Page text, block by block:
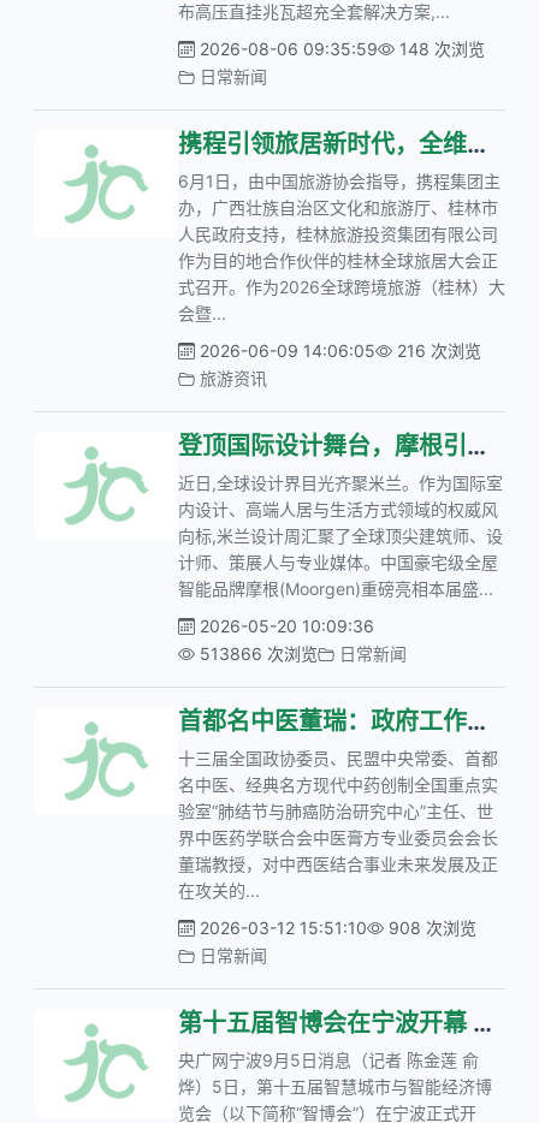
布高压直挂兆瓦超充全套解决方案,...
2026-08-06 09:35:59
148 次浏览
日常新闻
携程引领旅居新时代，全维度打造目的地旅居品牌
6月1日，由中国旅游协会指导，携程集团主
办，广西壮族自治区文化和旅游厅、桂林市
人民政府支持，桂林旅游投资集团有限公司
作为目的地合作伙伴的桂林全球旅居大会正
式召开。作为2026全球跨境旅游（桂林）大
会暨...
2026-06-09 14:06:05
216 次浏览
旅游资讯
登顶国际设计舞台，摩根引领中国高端全屋智能美学新风向
近日,全球设计界目光齐聚米兰。作为国际室
内设计、高端人居与生活方式领域的权威风
向标,米兰设计周汇聚了全球顶尖建筑师、设
计师、策展人与专业媒体。中国豪宅级全屋
智能品牌摩根(Moorgen)重磅亮相本届盛...
2026-05-20 10:09:36
513866 次浏览
日常新闻
首都名中医董瑞：政府工作报告“促进中西医结合”引领肺系疑难病的防治
十三届全国政协委员、民盟中央常委、首都
名中医、经典名方现代中药创制全国重点实
验室“肺结节与肺癌防治研究中心”主任、世
界中医药学联合会中医膏方专业委员会会长
董瑞教授，对中西医结合事业未来发展及正
在攻关的...
2026-03-12 15:51:10
908 次浏览
日常新闻
第十五届智博会在宁波开幕 AI赋能引领数智新未来
央广网宁波9月5日消息（记者 陈金莲 俞
烨）5日，第十五届智慧城市与智能经济博
览会（以下简称“智博会”）在宁波正式开